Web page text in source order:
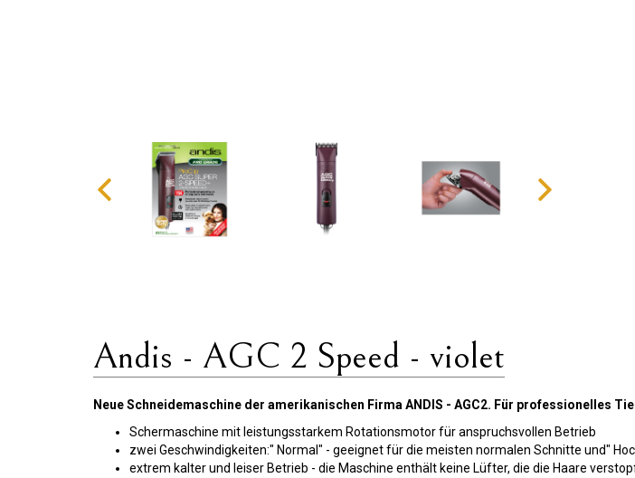
Andis - AGC 2 Speed - violet
Neue Schneidemaschine der amerikanischen Firma ANDIS - AGC2. Für professionelles
Schermaschine mit leistungsstarkem Rotationsmotor für anspruchsvollen Betrieb
zwei Geschwindigkeiten:" Normal" - geeignet für die meisten normalen Schnitte und"
extrem kalter und leiser Betrieb - die Maschine enthält keine Lüfter, die die Haare